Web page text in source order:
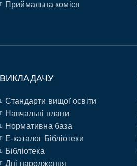
Приймальна коміся
ВИКЛАДАЧУ
Стандарти вищої освіти
Навчальні плани
Нормативна база
E-каталог Бібліотеки
Бібліотека
Дні народження